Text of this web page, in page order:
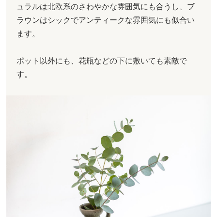
ュラルは北欧系のさわやかな雰囲気にも合うし、ブ
ラウンはシックでアンティークな雰囲気にも似合い
ます。
ポット以外にも、花瓶などの下に敷いても素敵で
す。